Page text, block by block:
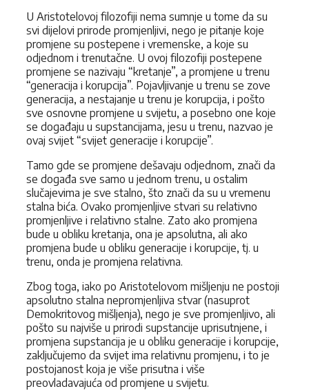
U Aristotelovoj filozofiji nema sumnje u tome da su
svi dijelovi prirode promjenljivi, nego je pitanje koje
promjene su postepene i vremenske, a koje su
odjednom i trenutačne. U ovoj filozofiji postepene
promjene se nazivaju “kretanje”, a promjene u trenu
“generacija i korupcija”. Pojavljivanje u trenu se zove
generacija, a nestajanje u trenu je korupcija, i pošto
sve osnovne promjene u svijetu, a posebno one koje
se događaju u supstancijama, jesu u trenu, nazvao je
ovaj svijet “svijet generacije i korupcije”.
Tamo gde se promjene dešavaju odjednom, znači da
se događa sve samo u jednom trenu, u ostalim
slučajevima je sve stalno, što znači da su u vremenu
stalna bića. Ovako promjenljive stvari su relativno
promjenljive i relativno stalne. Zato ako promjena
bude u obliku kretanja, ona je apsolutna, ali ako
promjena bude u obliku generacije i korupcije, tj. u
trenu, onda je promjena relativna.
Zbog toga, iako po Aristotelovom mišljenju ne postoji
apsolutno stalna nepromjenljiva stvar (nasuprot
Demokritovog mišljenja), nego je sve promjenljivo, ali
pošto su najviše u prirodi supstancije uprisutnjene, i
promjena supstancija je u obliku generacije i korupcije,
zaključujemo da svijet ima relativnu promjenu, i to je
postojanost koja je više prisutna i više
preovladavajuća od promjene u svijetu.